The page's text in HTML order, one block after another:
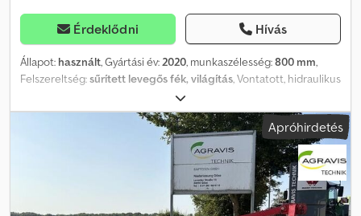
Érdeklődni Hívás
Állapot: használt, Gyártási év:2020, munkaszélesség:800 mm,
Felszereltség:sűrített levegős fék, világítás, Vontatott, hidraulikus
felhajtás, utánfutó, kővédő, támasztóláb / -kerék_____Futómű,
hidraulikusan felcsukható, kétkörös fék, vonószem,
támasztókerekek, mechanikus kővédelem, gumi tömörítő henger,
világítás, tárolási hely: ügyfél Dodpfezdh A Tjx Aa Deck
Apróhirdetés